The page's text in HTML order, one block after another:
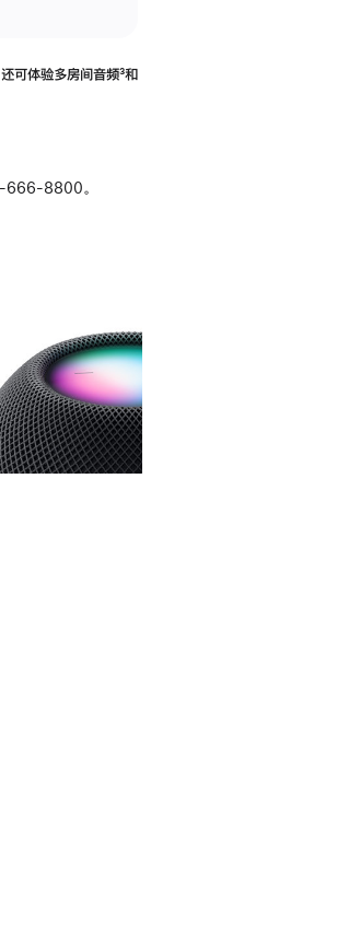
还可体验多‍房‍间音频脚
³和
8800。
图库 图像 5